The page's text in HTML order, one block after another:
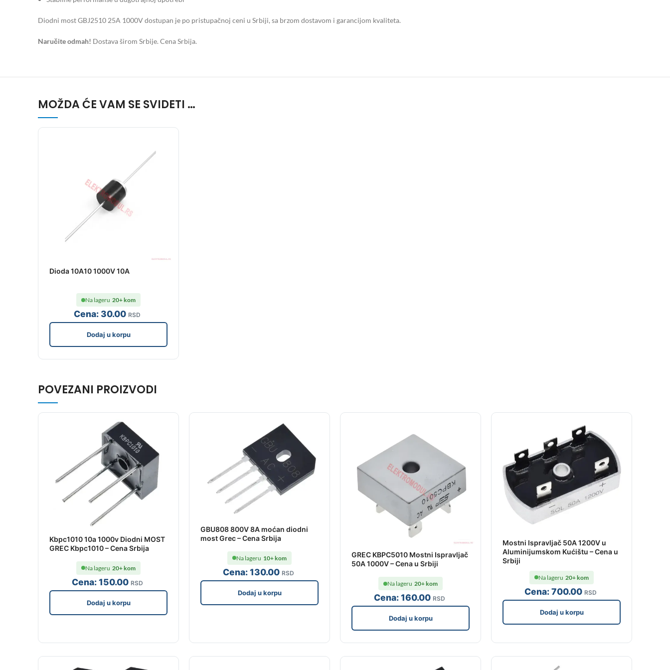
Diodni most GBJ2510 25A 1000V dostupan je po pristupačnoj ceni u Srbiji, sa brzom dostavom i garancijom kvaliteta.
Naručite odmah! Dostava širom Srbije. Cena Srbija.
MOŽDA ĆE VAM SE SVIDETI …
Dioda 10A10 1000V 10A
Cena:30.00 RSD
Na lageru 20+ kom
Dodaj u korpu
POVEZANI PROIZVODI
Kbpc1010 10a 1000v Diodni MOST
GREC Kbpc1010 – Cena Srbija
Cena:150.00 RSD
Na lageru 20+ kom
Dodaj u korpu
GBU808 800V 8A moćan diodni
most Grec – Cena Srbija
Cena:130.00 RSD
Na lageru 10+ kom
Dodaj u korpu
GREC KBPC5010 Mostni Ispravljač
50A 1000V – Cena u Srbiji
Cena:160.00 RSD
Na lageru 20+ kom
Dodaj u korpu
Mostni Ispravljač 50A 1200V u
Aluminijumskom Kućištu – Cena u
Srbiji
Cena:700.00 RSD
Na lageru 20+ kom
Dodaj u korpu